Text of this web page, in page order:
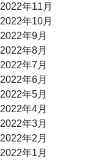
2022年11月
2022年10月
2022年9月
2022年8月
2022年7月
2022年6月
2022年5月
2022年4月
2022年3月
2022年2月
2022年1月